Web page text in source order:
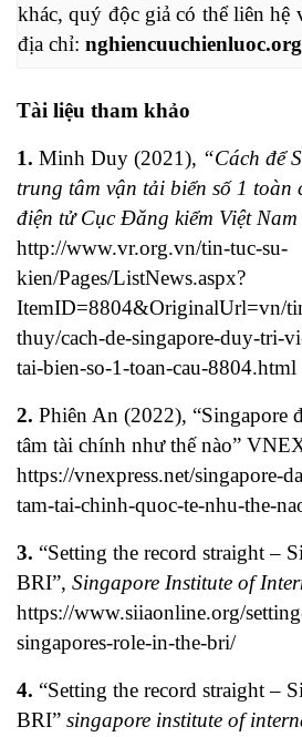
khác, quý độc giả có thể liên hệ
địa chỉ:
Tài liệu tham khảo
1. Minh Duy (2021), “Cách để
trung tâm vận tải biển số 1 toàn
điện tử Cục Đăng kiểm Việt Nam
http://www.vr.org.vn/tin-tuc-su-
kien/Pages/ListNews.aspx?
ItemID=8804&OriginalUrl=vn/
thuy/cach-de-singapore-duy-tri-
tai-bien-so-1-toan-cau-8804.html
2. Phiên An (2022), “Singapore
tâm tài chính như thế nào”
https://vnexpress.net/singapore-
tam-tai-chinh-quoc-te-nhu-the-
3. “Setting the record straight –
BRI”, Singapore Institute of
https://www.siiaonline.org/
singapores-role-in-the-bri/
4. “Setting the record straight –
BRI” singapore institute of